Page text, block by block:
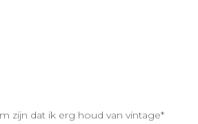
zijn dat ik erg houd van vintage*